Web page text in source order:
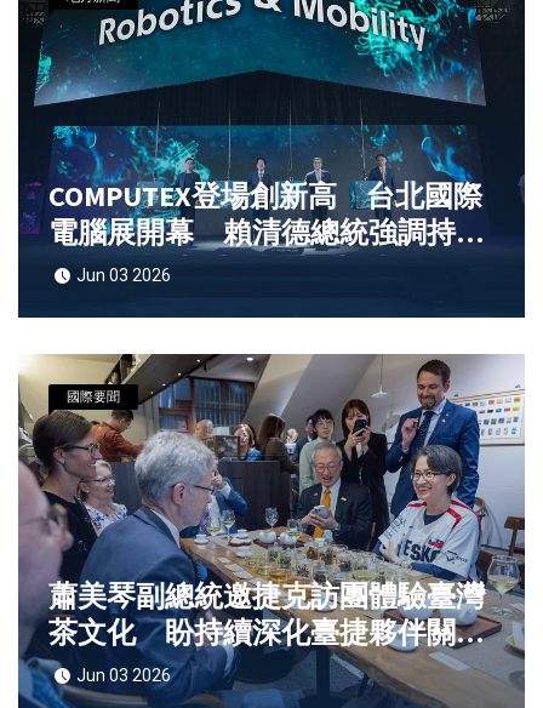
COMPUTEX登場創新高 台北國際
電腦展開幕 賴清德總統強調持續
打造完整可信賴的AI產業生態系
Jun 03 2026
國際要聞
蕭美琴副總統邀捷克訪團體驗臺灣
茶文化 盼持續深化臺捷夥伴關係
拓展交流共同守護自由民主價值
Jun 03 2026